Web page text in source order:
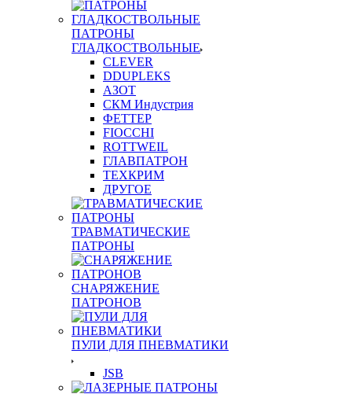
ПАТРОНЫ
ГЛАДКОСТВОЛЬНЫЕ
CLEVER
DDUPLEKS
АЗОТ
СКМ Индустрия
ФЕТТЕР
FIOCCHI
ROTTWEIL
ГЛАВПАТРОН
ТЕХКРИМ
ДРУГОЕ
ТРАВМАТИЧЕСКИЕ
ПАТРОНЫ
СНАРЯЖЕНИЕ
ПАТРОНОВ
ПУЛИ ДЛЯ ПНЕВМАТИКИ
JSB